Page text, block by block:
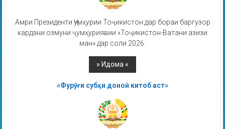
Амри Президенти Ҷумҳурии Тоҷикистон дар бораи баргузор
кардани озмуни ҷумҳуриявии «Тоҷикистон-Ватани азизи
ман» дар соли 2026.
«Фурӯғи субҳи доноӣ китоб аст»